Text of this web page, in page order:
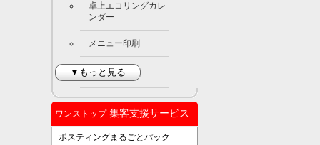
卓上エコリングカレ
ンダー
メニュー印刷
▼もっと見る
ワンストップ集客支援サービス
ポスティングまるごとパック